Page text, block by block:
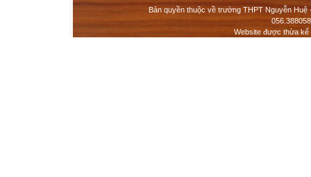
Bản quyền thuộc về trường THPT Nguyễn
Website được thừa